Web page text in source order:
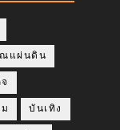
แผ่นดิน
บันเทิง